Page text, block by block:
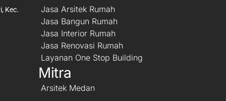
Kec.
Jasa Arsitek Rumah
Jasa Bangun Rumah
Jasa Interior Rumah
Jasa Renovasi Rumah
Layanan One Stop Building
Mitra
Arsitek Medan